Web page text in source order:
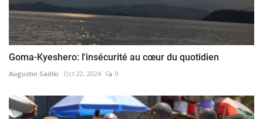
Goma-Kyeshero: l'insécurité au cœur du quotidien
Augustin Sadiki Oct 22, 2024 0